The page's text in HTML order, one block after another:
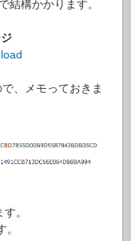
結構かかります。
、メモっておきま
。